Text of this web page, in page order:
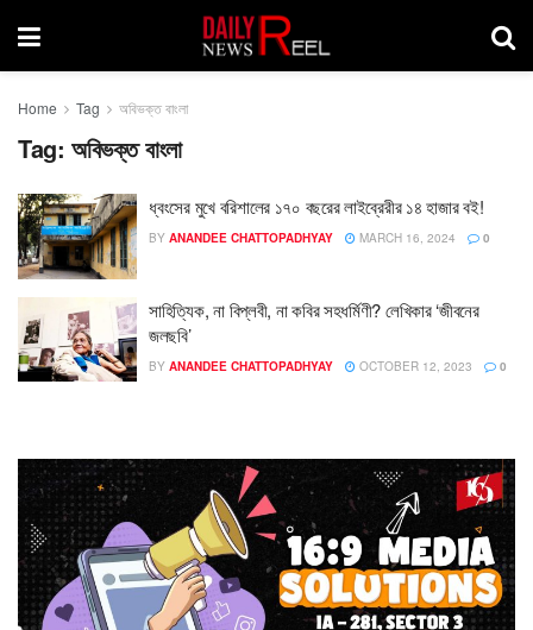
Home Tag অবিভক্ত বাংলা
Tag: অবিভক্ত বাংলা
ধ্বংসের মুখে বরিশালের ১৭০ বছরের লাইব্রেরীর ১৪ হাজার বই!
BY ANANDEE CHATTOPADHYAY MARCH 16, 2024 0
সাহিত্যিক, না বিপ্লবী, না কবির সহধর্মিণী? লেখিকার ‘জীবনের
জলছবি’
BY ANANDEE CHATTOPADHYAY OCTOBER 12, 2023 0